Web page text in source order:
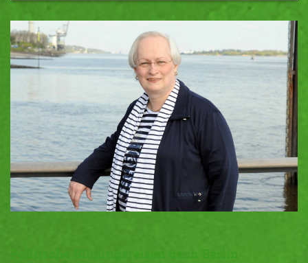
Politische Bildungsreisen nach Berlin